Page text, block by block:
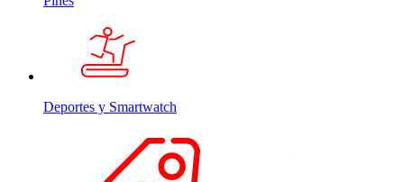
Deportes y Smartwatch